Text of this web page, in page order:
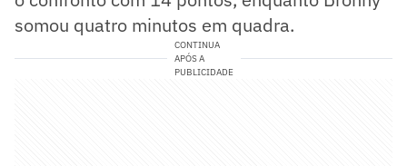
somou quatro minutos em quadra.
CONTINUA
APÓS A
PUBLICIDADE